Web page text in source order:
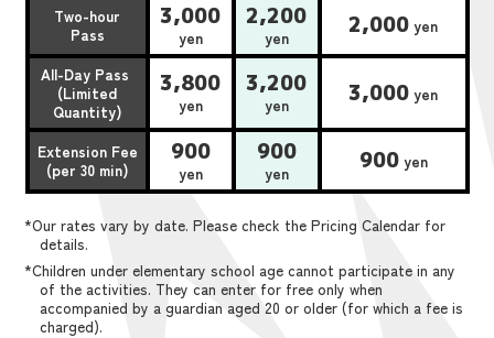
Two-hour
Pass
3,000
yen
2,200
yen 2,000 yen
All-Day Pass
(Limited
Quantity)
3,800
yen
3,200
yen 3,000 yen
Extension Fee
(per 30 min)
900
yen
900
yen 900yen
*Our rates vary by date. Please check the Pricing Calendar for
details.
*Children under elementary school age cannot participate in any
of the activities. They can enter for free only when
accompanied by a guardian aged 20 or older (for which a fee is
charged).